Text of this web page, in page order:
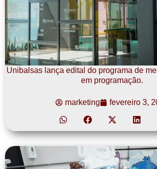
Unibalsas lança edital do programa de
em programação.
marketing fevereiro 3,